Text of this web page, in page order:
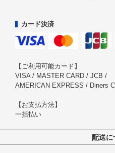
カード決済
【ご利用可能カード】
VISA / MASTER CARD / JCB /
AMERICAN EXPRESS / Diners
【お支払方法】
一括払い
配送に